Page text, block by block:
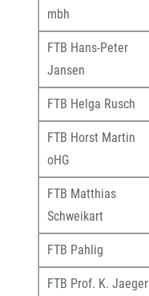
mbh
FTB Hans-Peter
Jansen
FTB Helga Rusch
FTB Horst Martin
oHG
FTB Matthias
Schweikart
FTB Pahlig
FTB Prof. K. Jaeger